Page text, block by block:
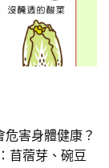
害身體健康？
苜蓿芽、碗豆